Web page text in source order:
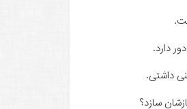
دارد.
داشتی.
سازد؟